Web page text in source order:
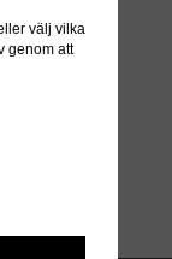
välj vilka
genom att